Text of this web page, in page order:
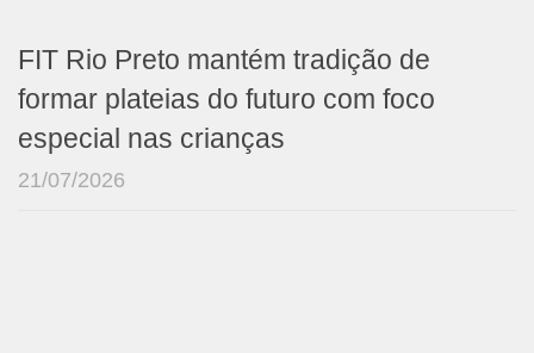
FIT Rio Preto mantém tradição de
formar plateias do futuro com foco
especial nas crianças
21/07/2026